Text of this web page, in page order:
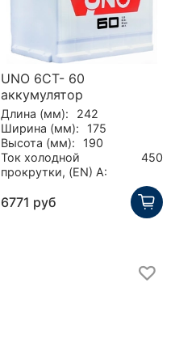
UNO 6СТ- 60
аккумулятор
Длина (мм):
242
Ширина (мм):
175
Высота (мм):
190
Ток холодной
прокрутки, (EN) А:
450
6771 руб